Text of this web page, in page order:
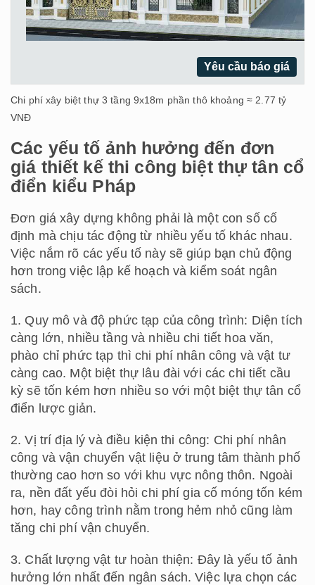
Yêu cầu báo giá
Chi phí xây biệt thự 3 tầng 9x18m phần thô khoảng ≈ 2.77 tỷ
VNĐ
Các yếu tố ảnh hưởng đến đơn
giá thiết kế thi công biệt thự tân cổ
điển kiểu Pháp
Đơn giá xây dựng không phải là một con số cố
định mà chịu tác động từ nhiều yếu tố khác nhau.
Việc nắm rõ các yếu tố này sẽ giúp bạn chủ động
hơn trong việc lập kế hoạch và kiểm soát ngân
sách.
1. Quy mô và độ phức tạp của công trình: Diện tích
càng lớn, nhiều tầng và nhiều chi tiết hoa văn,
phào chỉ phức tạp thì chi phí nhân công và vật tư
càng cao. Một biệt thự lâu đài với các chi tiết cầu
kỳ sẽ tốn kém hơn nhiều so với một biệt thự tân cổ
điển lược giản.
2. Vị trí địa lý và điều kiện thi công: Chi phí nhân
công và vận chuyển vật liệu ở trung tâm thành phố
thường cao hơn so với khu vực nông thôn. Ngoài
ra, nền đất yếu đòi hỏi chi phí gia cố móng tốn kém
hơn, hay công trình nằm trong hẻm nhỏ cũng làm
tăng chi phí vận chuyển.
3. Chất lượng vật tư hoàn thiện: Đây là yếu tố ảnh
hưởng lớn nhất đến ngân sách. Việc lựa chọn các